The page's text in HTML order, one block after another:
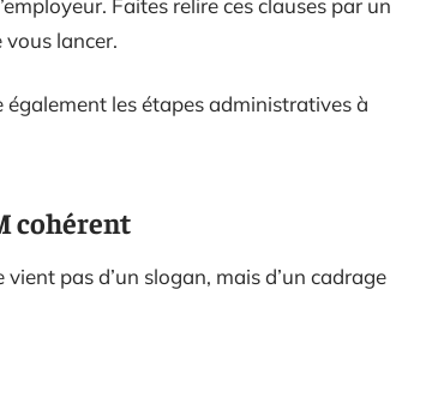
lancer.
également les étapes administratives à
cohérent
pas d’un slogan, mais d’un cadrage